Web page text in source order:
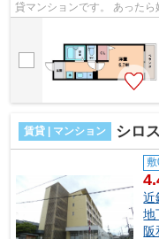
貸マンションです。 あったら嬉しい浴室乾燥機や、セキュリティ面安心のオ
賃貸 | マンション シロ
近
地
阪